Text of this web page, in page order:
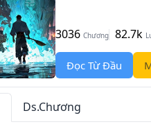
3036 Chương 82.7k
Đọc Từ Đầu
Ds.Chương